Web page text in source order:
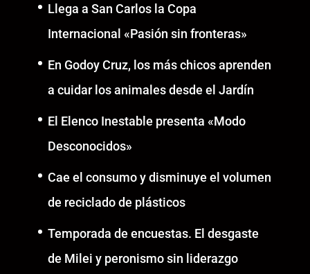
Llega a San Carlos la Copa
Internacional «Pasión sin fronteras»
En Godoy Cruz, los más chicos aprenden
a cuidar los animales desde el Jardín
El Elenco Inestable presenta «Modo
Desconocidos»
Cae el consumo y disminuye el volumen
de reciclado de plásticos
Temporada de encuestas. El desgaste
de Milei y peronismo sin liderazgo